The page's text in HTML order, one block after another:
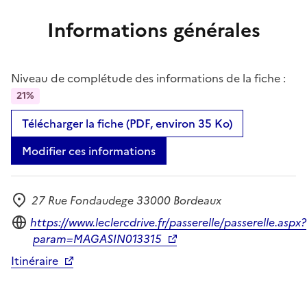
Informations générales
Niveau de complétude des informations de la fiche :
21%
Télécharger la fiche (PDF, environ 35 Ko)
Modifier ces informations
Adresse
27 Rue Fondaudege 33000 Bordeaux
Site internet
https://www.leclercdrive.fr/passerelle/passerelle.aspx?
param=MAGASIN013315
Itinéraire